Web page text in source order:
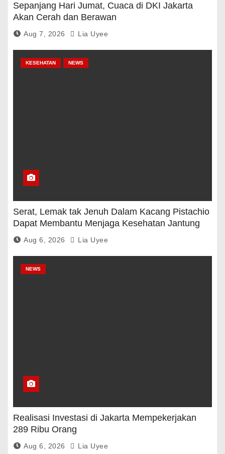
Sepanjang Hari Jumat, Cuaca di DKI Jakarta
Akan Cerah dan Berawan
Aug 7, 2026 Lia Uyee
KESEHATAN NEWS
Serat, Lemak tak Jenuh Dalam Kacang Pistachio
Dapat Membantu Menjaga Kesehatan Jantung
Dan Gula Darah
Aug 6, 2026 Lia Uyee
NEWS
Realisasi Investasi di Jakarta Mempekerjakan
289 Ribu Orang
Aug 6, 2026 Lia Uyee